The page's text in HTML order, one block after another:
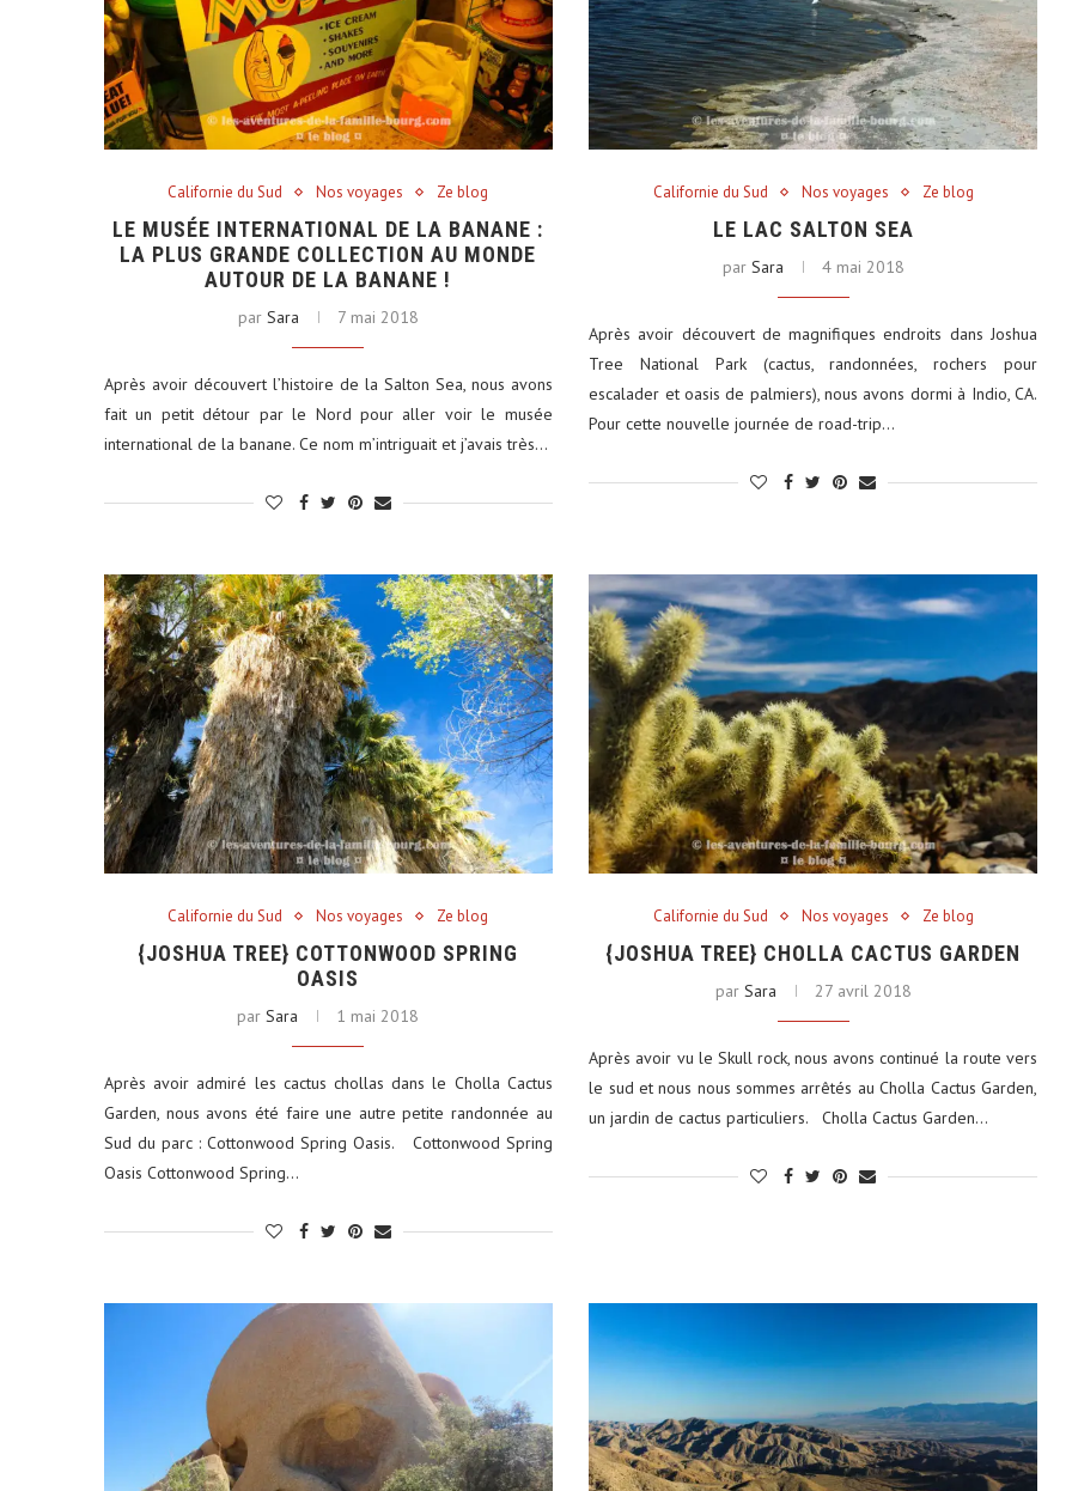
Californie du Sud Nos voyages Ze blog
LE MUSÉE INTERNATIONAL DE LA BANANE :
LA PLUS GRANDE COLLECTION AU MONDE
AUTOUR DE LA BANANE !
par Sara 7 mai 2018
Après avoir découvert l’histoire de la Salton Sea, nous avons
fait un petit détour par le Nord pour aller voir le musée
international de la banane. Ce nom m’intriguait et j’avais très…
Californie du Sud Nos voyages Ze blog
LE LAC SALTON SEA
par Sara 4 mai 2018
Après avoir découvert de magnifiques endroits dans Joshua
Tree National Park (cactus, randonnées, rochers pour
escalader et oasis de palmiers), nous avons dormi à Indio, CA.
Pour cette nouvelle journée de road-trip…
Californie du Sud Nos voyages Ze blog
{JOSHUA TREE} COTTONWOOD SPRING
OASIS
parSara 1 mai 2018
Après avoir admiré les cactus chollas dans le Cholla Cactus
Garden, nous avons été faire une autre petite randonnée au
Sud du parc : Cottonwood Spring Oasis. Cottonwood Spring
Oasis Cottonwood Spring…
Californie du Sud Nos voyages Ze blog
{JOSHUA TREE} CHOLLA CACTUS GARDEN
par Sara 27 avril 2018
Après avoir vu le Skull rock, nous avons continué la route vers
le sud et nous nous sommes arrêtés au Cholla Cactus Garden,
un jardin de cactus particuliers. Cholla Cactus Garden…
29 décembre 2025
Louer une voiture aux États-Unis : 8
4 juin 2025
Découvrez le monde autrement avec
Evaneos : voyagez...
2 décembre 2024